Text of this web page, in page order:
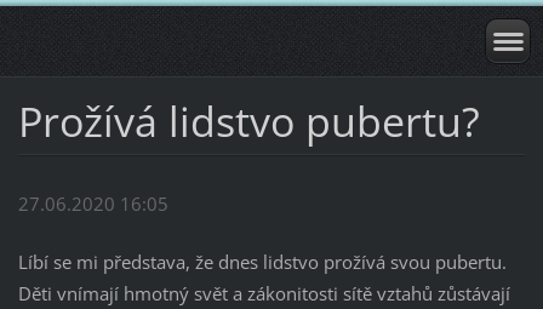
Prožívá lidstvo pubertu?
27.06.2020 16:05
Líbí se mi představa, že dnes lidstvo prožívá svou pubertu.
Děti vnímají hmotný svět a zákonitosti sítě vztahů zůstávají